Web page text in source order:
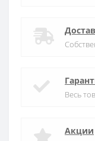
Весь
Акции